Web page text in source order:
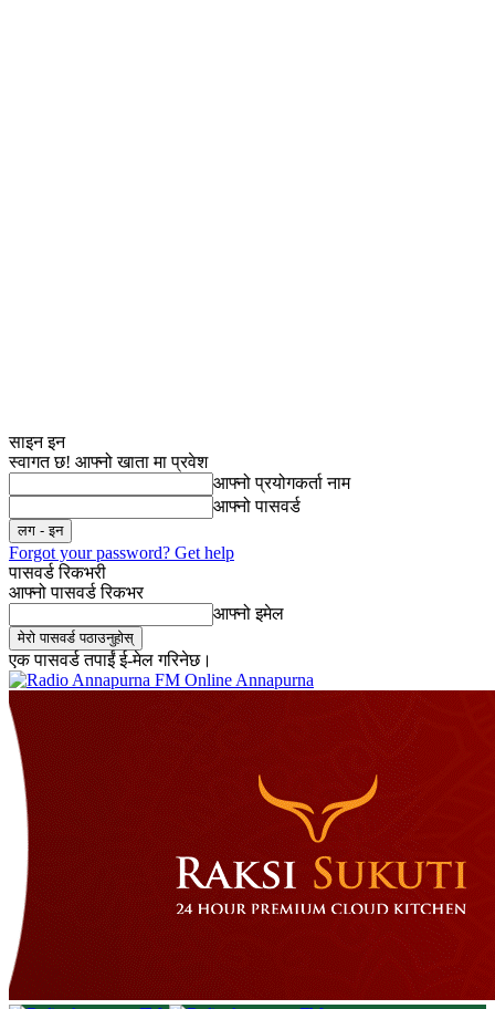
साइन इन
स्वागत छ! आफ्नो खाता मा प्रवेश
आफ्नो प्रयोगकर्ता नाम
आफ्नो पासवर्ड
Forgot your password? Get help
पासवर्ड रिकभरी
आफ्नो पासवर्ड रिकभर
आफ्नो इमेल
एक पासवर्ड तपाईं ई-मेल गरिनेछ।
Online Annapurna